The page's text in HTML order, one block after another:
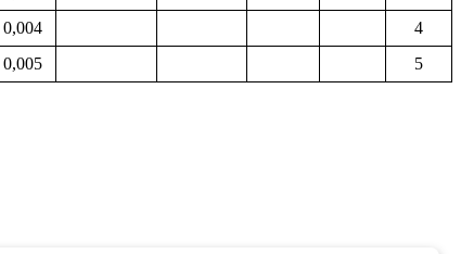
0,004
4
0,005 5